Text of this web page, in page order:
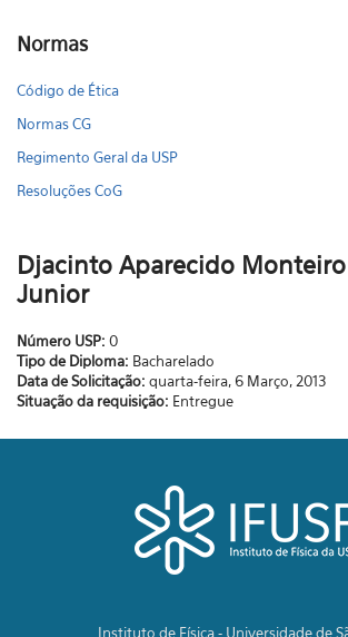
Normas
Código de Ética
Normas CG
Regimento Geral da USP
Resoluções CoG
Djacinto Aparecido
Junior
Número USP: 0
Tipo de Diploma: Bacharelado
Data de Solicitação: quarta-feira, 6 Março, 2013
Situação da requisição: Entregue
Instituto de Física - Universidade de